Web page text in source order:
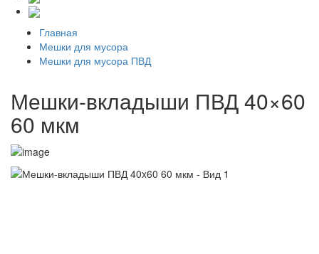
Главная
Мешки для мусора
Мешки для мусора ПВД
Мешки-вкладыши ПВД 40×60
60 мкм